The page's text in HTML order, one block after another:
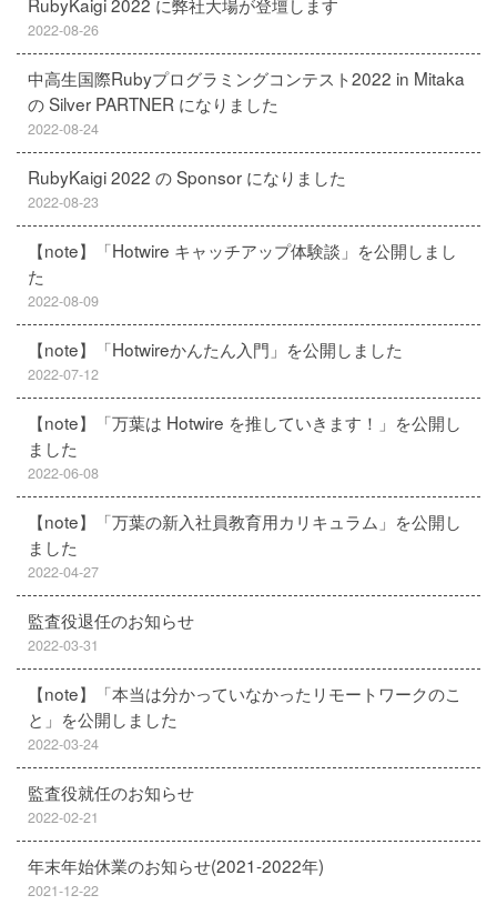
2022-08-26
中高生国際Rubyプログラミングコンテスト2022 in Mitaka
の Silver PARTNER になりました
2022-08-24
RubyKaigi 2022 の Sponsor になりました
2022-08-23
【note】「Hotwire キャッチアップ体験談」を公開しまし
た
2022-08-09
【note】「Hotwireかんたん入門」を公開しました
2022-07-12
【note】「万葉は Hotwire を推していきます！」を公開し
ました
2022-06-08
【note】「万葉の新入社員教育用カリキュラム」を公開し
ました
2022-04-27
監査役退任のお知らせ
2022-03-31
【note】「本当は分かっていなかったリモートワークのこ
と」を公開しました
2022-03-24
監査役就任のお知らせ
2022-02-21
年末年始休業のお知らせ(2021-2022年)
2021-12-22